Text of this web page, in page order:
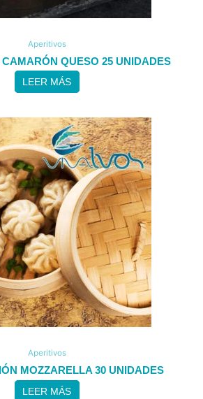
Aperitivos
QUESO 25 UNIDADES
LEER MÁS
Aperitivos
MOZZARELLA 30 UNIDADES
LEER MÁS